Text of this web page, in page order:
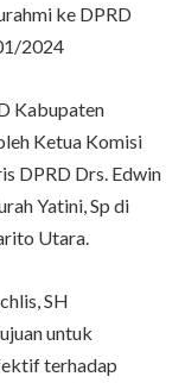
ke DPRD
2024
Kabupaten
Ketua Komisi
DPRD Drs. Edwin
Yatini, Sp di
Utara.
SH
untuk
terhadap